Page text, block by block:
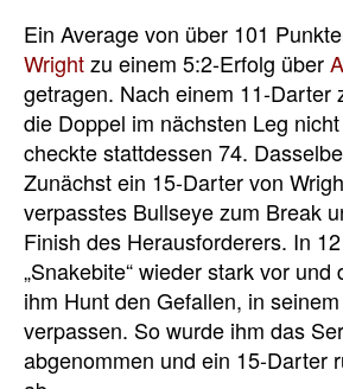
Ein Average von über 101
Wrightzu einem 5:2-Erfolg über
getragen. Nach einem 11-Darter
die Doppel im nächsten Leg
checkte stattdessen 74.
Zunächst ein 15-Darter von
verpasstes Bullseye zum Break
Finish des Herausforderers. In
„Snakebite“ wieder stark vor und
ihm Hunt den Gefallen, in
verpassen. So wurde ihm das
abgenommen und ein 15-Darter